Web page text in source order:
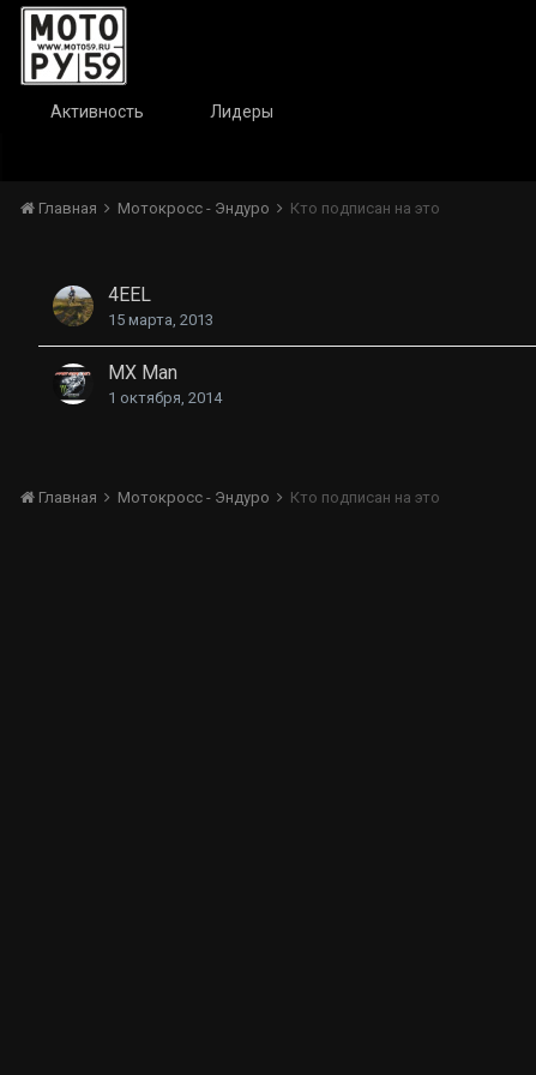
Активность Лидеры
Главная Мотокросс - Эндуро Кто подписан на это
4EEL
15 марта, 2013
MX Man
1 октября, 2014
Главная Мотокросс - Эндуро Кто подписан на это